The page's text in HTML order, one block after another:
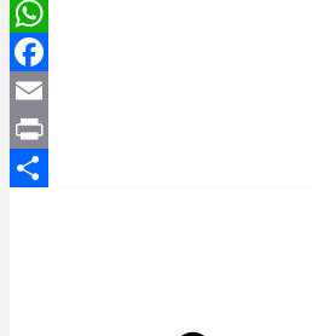
Link
Twitter
WhatsApp
Facebook
Email
Print